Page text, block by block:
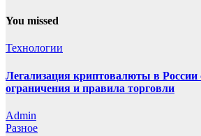
You missed
Технологии
Легализация криптовалюты в России
ограничения и правила торговли
Admin
Разное